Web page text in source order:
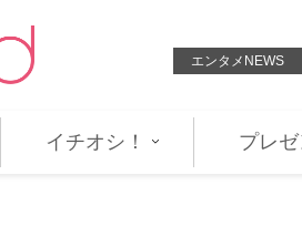
エンタメNEWS
味わえ！怒りのタッグバト…
イチオシ！ プレゼ